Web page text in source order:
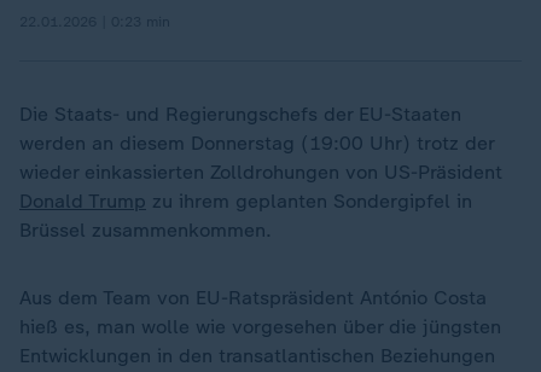
Die Staats- und Regierungschefs der EU-Staaten
werden an diesem Donnerstag (19:00 Uhr) trotz der
wieder einkassierten Zolldrohungen von US-Präsident
Donald Trump zu ihrem geplanten Sondergipfel in
Brüssel zusammenkommen.
Aus dem Team von EU-Ratspräsident António Costa
hieß es, man wolle wie vorgesehen über die jüngsten
Entwicklungen in den transatlantischen Beziehungen